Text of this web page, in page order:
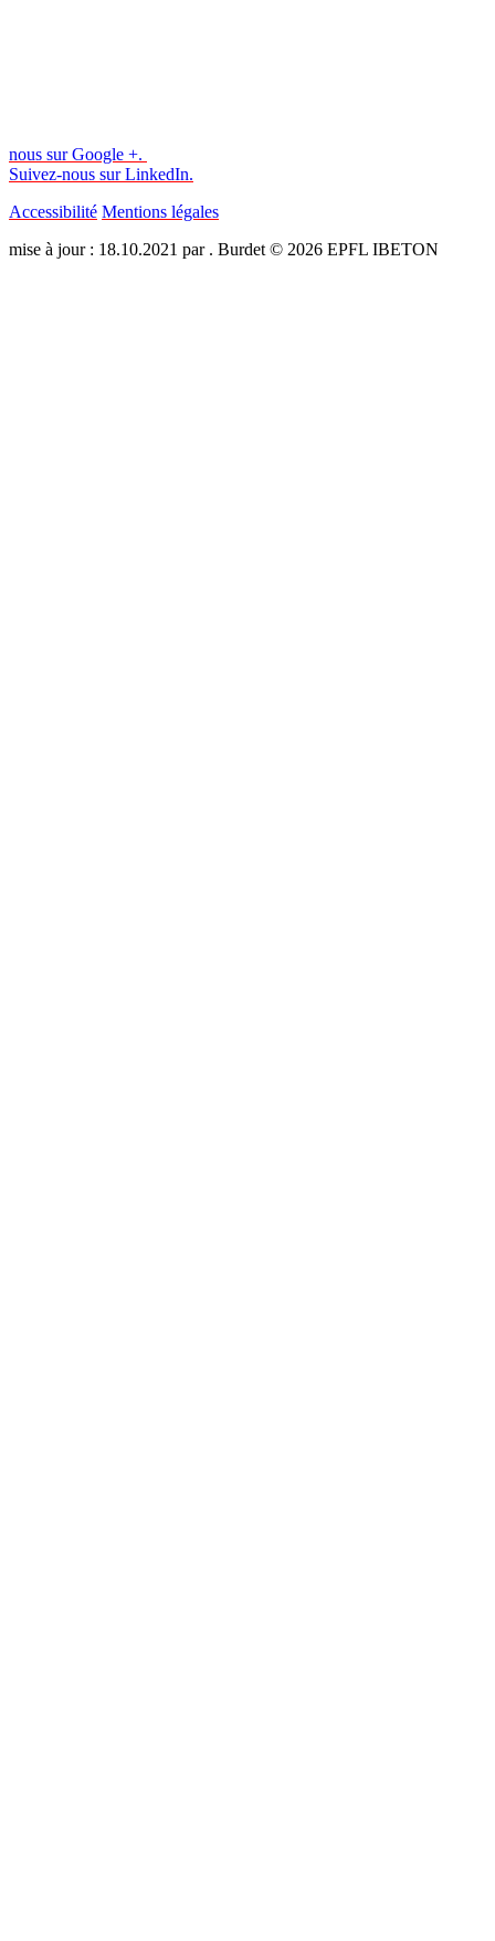
nous sur Google +.
Suivez-nous sur LinkedIn.
Accessibilité Mentions légales
mise à jour : 18.10.2021 par . Burdet © 2026 EPFL IBETON